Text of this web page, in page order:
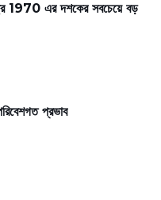
1970 এর দশকের সবচেয়ে বড়
প্রভাব